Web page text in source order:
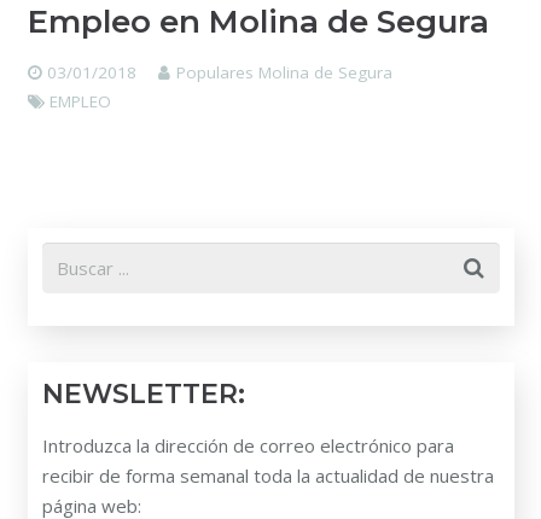
Empleo en Molina de Segura
03/01/2018
Populares Molina de Segura
EMPLEO
NEWSLETTER:
Introduzca la dirección de correo electrónico para
recibir de forma semanal toda la actualidad de nuestra
página web: